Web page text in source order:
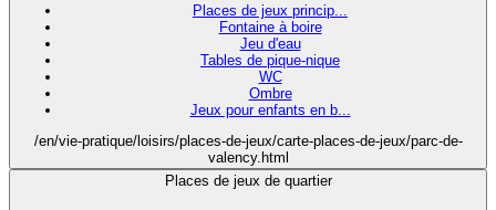
Places de jeux princip...
Fontaine à boire
Jeu d'eau
Tables de pique-nique
WC
Ombre
Jeux pour enfants en b...
/en/vie-pratique/loisirs/places-de-jeux/carte-places-de-jeux/parc-de-
valency.html
Places de jeux de quartier